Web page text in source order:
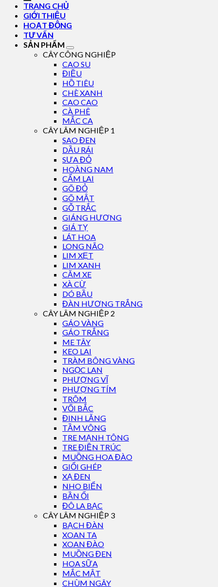
TRANG CHỦ
GIỚI THIỆU
HOẠT ĐỘNG
TƯ VẤN
SẢN PHẨM
CÂY CÔNG NGHIỆP
CAO SU
ĐIỀU
HỒ TIÊU
CHÈ XANH
CAO CAO
CÀ PHÊ
MẮC CA
CÂY LÂM NGHIỆP 1
SAO ĐEN
DẦU RÁI
SƯA ĐỎ
HOÀNG NAM
CẨM LAI
GÕ ĐỎ
GÕ MẬT
GỖ TRẮC
GIÁNG HƯƠNG
GIÁ TỴ
LÁT HOA
LONG NÃO
LIM XẸT
LIM XANH
CĂM XE
XÀ CỪ
DÓ BẦU
ĐÀN HƯƠNG TRẮNG
CÂY LÂM NGHIỆP 2
GÁO VÀNG
GÁO TRẮNG
ME TÂY
KEO LAI
TRÀM BÔNG VÀNG
NGỌC LAN
PHƯỢNG VĨ
PHƯỢNG TÍM
TRÔM
VỐI BẮC
ĐINH LĂNG
TẦM VÔNG
TRE MẠNH TÔNG
TRE ĐIỀN TRÚC
MUỒNG HOA ĐÀO
GIỔI GHÉP
XẠ ĐEN
NHO BIỂN
BẦN ỔI
ĐÔ LA BẠC
CÂY LÂM NGHIỆP 3
BẠCH ĐÀN
XOAN TA
XOAN ĐÀO
MUỒNG ĐEN
HOA SỮA
MẮC MẬT
CHÙM NGÂY